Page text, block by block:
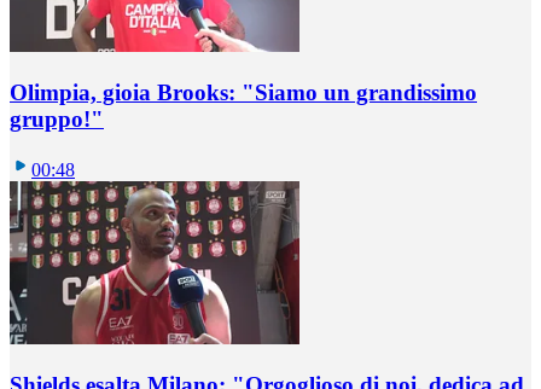
Olimpia, gioia Brooks: "Siamo un grandissimo
gruppo!"
00:48